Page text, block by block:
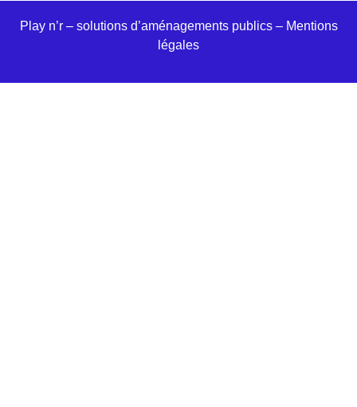
Play n’r – solutions d’aménagements publics – Mentions
légales